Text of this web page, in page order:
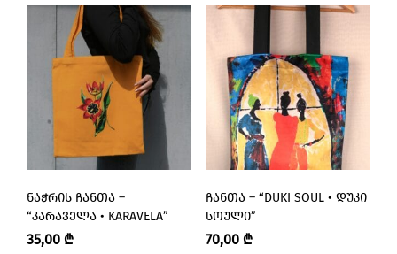
ᲜᲐᲭᲠᲘᲡ ᲩᲐᲜᲗᲐ –
“ᲙᲐᲠᲐᲕᲔᲚᲐ • KARAVELA”
35,00 ₾
ᲩᲐᲜᲗᲐ – “DUKI SOUL • ᲓᲣᲙᲘ
ᲡᲝᲣᲚᲘ”
70,00 ₾